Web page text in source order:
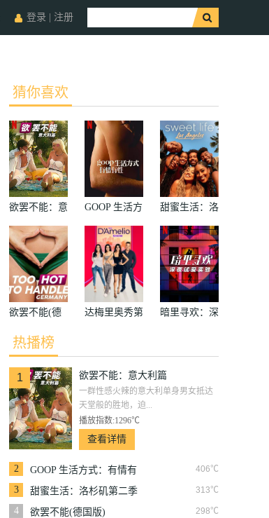
登录 注册
猜你喜欢
欲罢不能：意
大利篇
GOOP 生活方
式：有情有性
第一季
甜蜜生活：洛
杉矶第二季
欲罢不能(德
国版)
达梅里奥秀第
暗里寻欢：深
热播榜
1 欲罢不能：意大利篇
一群性感火辣的意大利单身男女抵达
天堂般的胜地，迫...
播放指数:1296℃
查看详情
2 406℃
GOOP 生活方式：有情有
性 第一季
3 313℃
甜蜜生活：洛杉矶第二季
4
298℃
欲罢不能(德国版)